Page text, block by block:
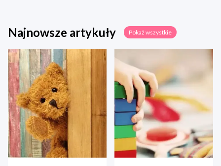
Najnowsze artykuły Pokaż wszystkie